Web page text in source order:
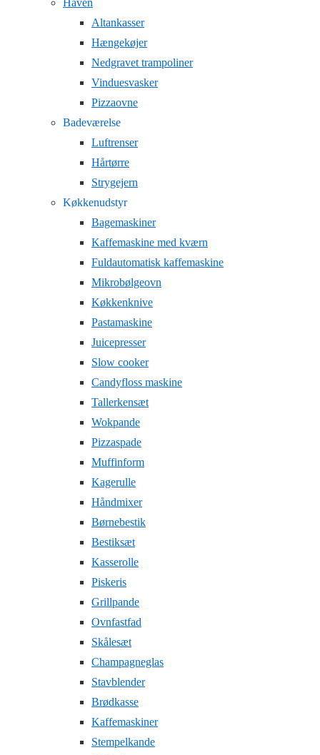
Haven
Altankasser
Hængekøjer
Nedgravet trampoliner
Vinduesvasker
Pizzaovne
Badeværelse
Luftrenser
Hårtørre
Strygejern
Køkkenudstyr
Bagemaskiner
Kaffemaskine med kværn
Fuldautomatisk kaffemaskine
Mikrobølgeovn
Køkkenknive
Pastamaskine
Juicepresser
Slow cooker
Candyfloss maskine
Tallerkensæt
Wokpande
Pizzaspade
Muffinform
Kagerulle
Håndmixer
Børnebestik
Bestiksæt
Kasserolle
Piskeris
Grillpande
Ovnfastfad
Skålesæt
Champagneglas
Stavblender
Brødkasse
Kaffemaskiner
Stempelkande